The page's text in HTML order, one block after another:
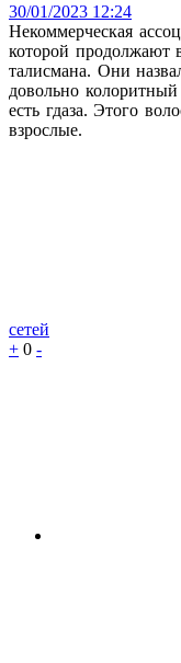
30/01/2023 12:24
Некоммерческая
которой продолжают
талисмана. Они
довольно
есть гдаза. Этого
взрослые.
сетей
+ 0 -